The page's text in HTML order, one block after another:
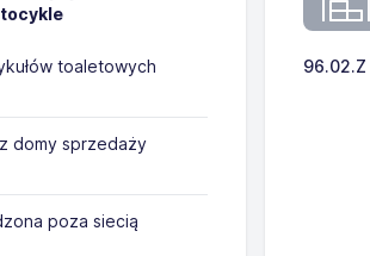
toaletowych
domy sprzedaży
poza siecią
96.02.Z